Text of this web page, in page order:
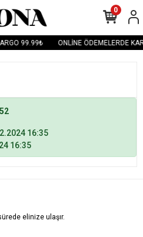
99.99₺ ONLİNE ÖDEMELERDE
0
16:35
16:35
elinize ulaşır.